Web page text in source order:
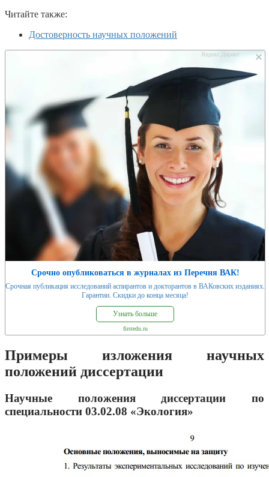
Читайте также:
Достоверность научных положений
Срочно опубликоваться в журналах из Перечня ВАК!
Срочная публикация исследований аспирантов и докторантов в ВАКовских изданиях.
Гарантии. Скидки до конца месяца!
Узнать больше
firstedu.ru
Яндекс.Директ
Примеры изложения научных
положений диссертации
Научные положения диссертации по
специальности 03.02.08 «Экология»